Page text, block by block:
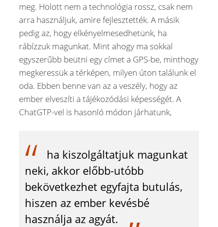
meg. Holott nem a technológia rossz, csak nem
arra használjuk, amire fejlesztették. A másik
pedig az, hogy elkényelmesedhetünk, ha
rábízzuk magunkat. Mint ahogy ma sokkal
egyszerűbb beütni egy címet a GPS-be, minthogy
megkeressük a térképen, milyen úton találunk el
oda. Ebben benne van az a veszély, hogy az
ember elveszíti a tájékozódási képességét. A
ChatGTP-vel is hasonló módon járhatunk,
ha kiszolgáltatjuk magunkat
neki, akkor előbb-utóbb
bekövetkezhet egyfajta butulás,
hiszen az ember kevésbé
használja az agyát.